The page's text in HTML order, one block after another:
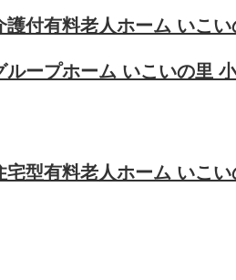
護付有料老人ホーム いこ
ループホーム いこいの里
宅型有料老人ホーム いこ